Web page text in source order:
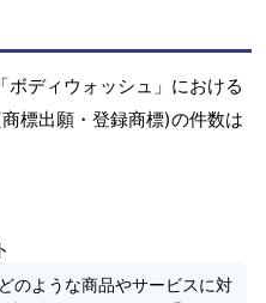
ディウォッシュ」における
標出願・登録商標)の件数は
のような商品やサービスに対